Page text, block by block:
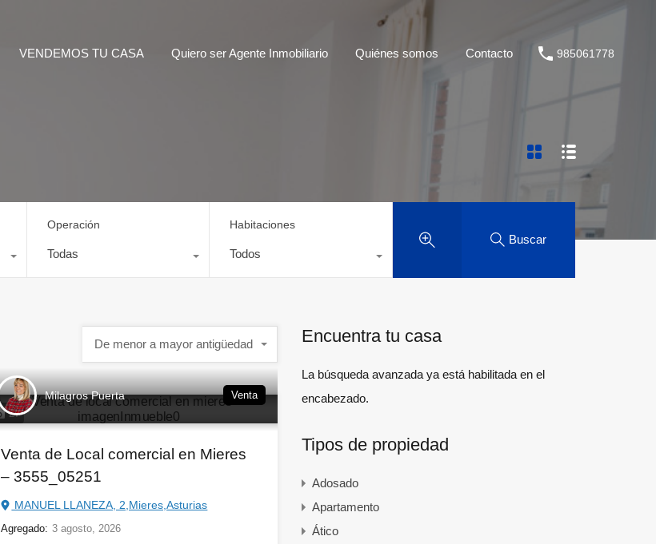
VENDEMOS TU CASA Quiero ser Agente Inmobiliario Quiénes somos Contacto 985061778
Operación
Todas
Habitaciones
Todos
Buscar
De menor a mayor antigüedad
27
Milagros Puerta Venta
Venta de Local comercial en Mieres
– 3555_05251
MANUEL LLANEZA, 2,Mieres,Asturias
Agregado: 3 agosto, 2026
Encuentra tu casa
La búsqueda avanzada ya está habilitada en el
encabezado.
Tipos de propiedad
Adosado
Apartamento
Ático